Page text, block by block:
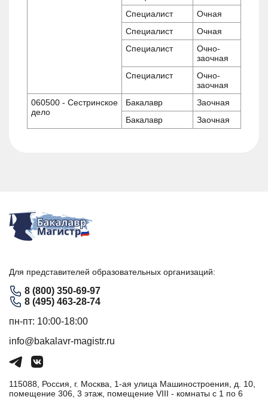
Специалист
Очная
Специалист
Очная
Специалист
Очно-
заочная
Специалист
Очно-
заочная
060500 - Сестринское
дело
Бакалавр
Заочная
Бакалавр
Заочная
Для представителей образовательных организаций:
8 (800) 350-69-97
8 (495) 463-28-74
пн-пт: 10:00-18:00
info@bakalavr-magistr.ru
115088, Россия, г. Москва, 1-ая улица Машиностроения, д. 10,
помещение 306, 3 этаж, помещение VIII - комнаты с 1 по 6